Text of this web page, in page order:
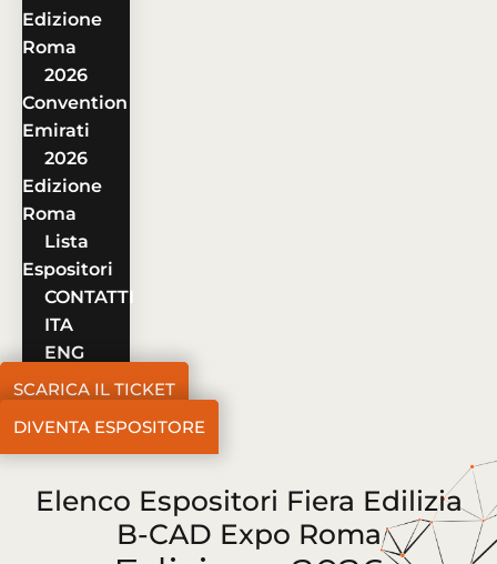
Edizione
Roma
2026
Convention
Emirati
2026
Edizione
Roma
Lista
Espositori
CONTATTI
ITA
ENG
SCARICA IL TICKET
DIVENTA ESPOSITORE
Elenco Espositori Fiera Edilizia
B-CAD Expo Roma